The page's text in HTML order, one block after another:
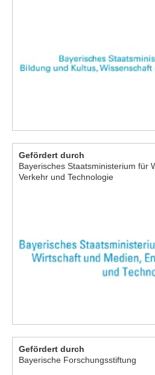
Gefördert durch
Bayerisches Staatsministerium für
Verkehr und Technologie
Gefördert durch
Bayerische Forschungsstiftung